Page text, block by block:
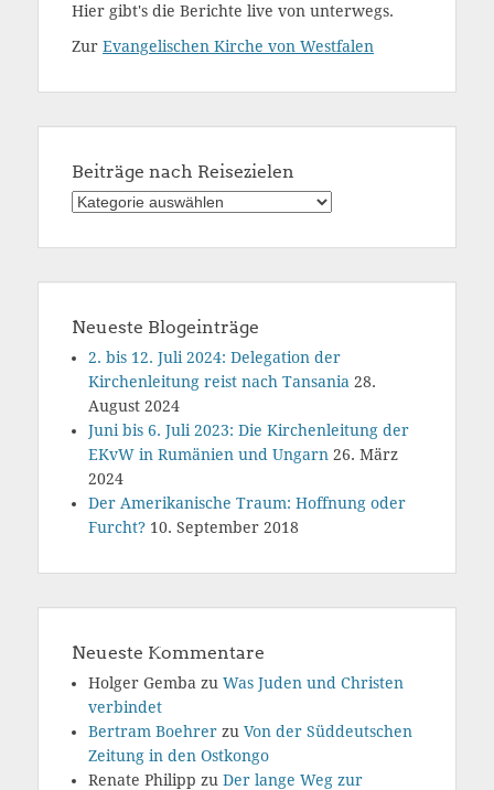
Hier gibt's die Berichte live von unterwegs.
Zur Evangelischen Kirche von Westfalen
Beiträge nach Reisezielen
Beiträge
Reisezielen
Neueste Blogeinträge
2. bis 12. Juli 2024: Delegation der
Kirchenleitung reist nach Tansania 28.
August 2024
Juni bis 6. Juli 2023: Die Kirchenleitung der
EKvW in Rumänien und Ungarn 26. März
2024
Der Amerikanische Traum: Hoffnung oder
Furcht? 10. September 2018
Neueste Kommentare
Holger Gemba zu Was Juden und Christen
verbindet
Bertram Boehrer zu Von der Süddeutschen
Zeitung in den Ostkongo
Renate Philipp zu Der lange Weg zur